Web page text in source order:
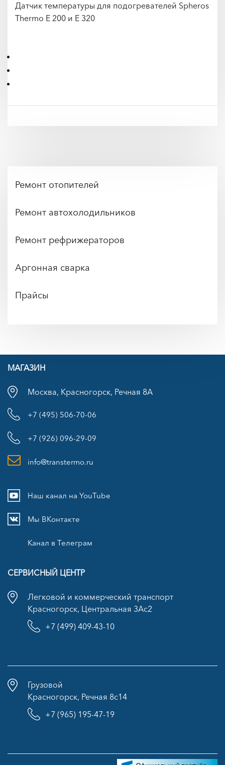
Датчик температуры для подогревателей Spheros
Thermo E 200 и E 320
Ремонт отопителей
Ремонт автохолодильников
Ремонт рефрижераторов
Аргонная сварка
Прайсы
МАГАЗИН
Москва, Красногорск, Речная 8А
+7 (495) 506-70-06
+7 (926) 096-29-09
info@transtermo.ru
Наш канал на YouTube
Мы ВКонтакте
Канал в Телеграм
СЕРВИСНЫЙ ЦЕНТР
Легковой и коммерческий транспорт
Красногорск, Центральная 3Ас2
+7 (499) 409-43-10
Грузовой
Красногорск, Речная 8с14
+7 (965) 195-47-19